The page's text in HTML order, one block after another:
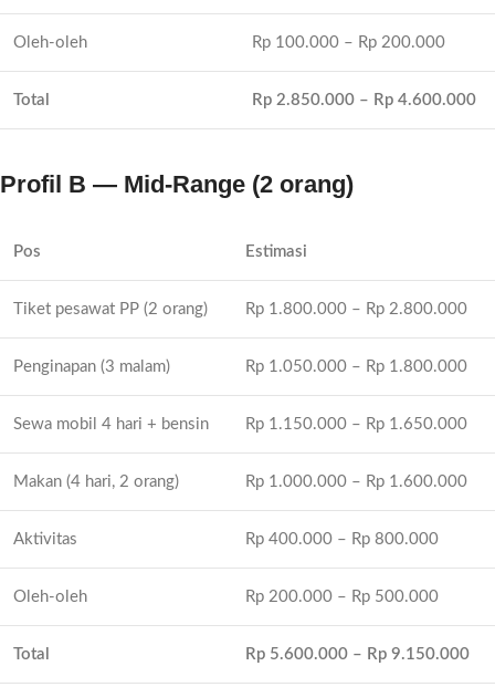
Oleh-oleh Rp 100.000 – Rp 200.000
Total Rp 2.850.000 – Rp 4.600.000
Profil B — Mid-Range (2 orang)
Pos Estimasi
Tiket pesawat PP (2 orang) Rp 1.800.000 – Rp 2.800.000
Penginapan (3 malam) Rp 1.050.000 – Rp 1.800.000
Sewa mobil 4 hari + bensin Rp 1.150.000 – Rp 1.650.000
Makan (4 hari, 2 orang) Rp 1.000.000 – Rp 1.600.000
Aktivitas Rp 400.000 – Rp 800.000
Oleh-oleh Rp 200.000 – Rp 500.000
Total Rp 5.600.000 – Rp 9.150.000